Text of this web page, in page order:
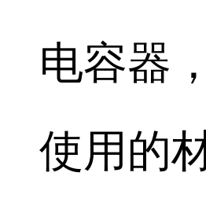
电容器
使用的